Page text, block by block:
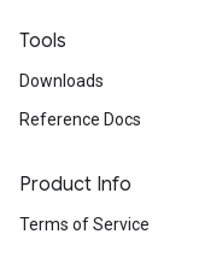
Tools
Downloads
Reference Docs
Product Info
Terms of Service